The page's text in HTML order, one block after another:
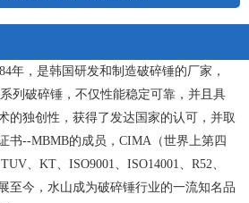
年，是韩国研发和制造破碎锤的厂家，
列破碎锤，不仅性能稳定可靠，并且具
的独创性，获得了发达国家的认可，并取
书--MBMB的成员，CIMA（世界上第四
、KT、ISO9001、ISO14001、R52、
至今，水山成为破碎锤行业的一流知名品